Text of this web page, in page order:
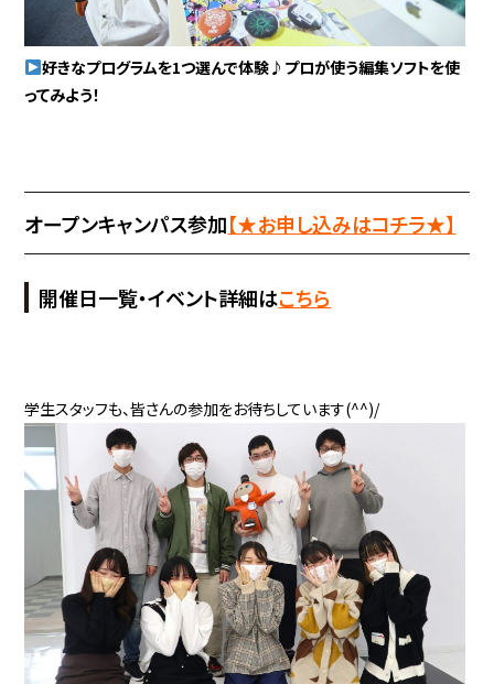
好きなプログラムを1つ選んで体験♪プロが使う編集ソフトを使
ってみよう！
オープンキャンパス参加【★お申し込みはコチラ★】
開催日一覧・イベント詳細はこちら
学生スタッフも、皆さんの参加をお待ちしています(^^)/